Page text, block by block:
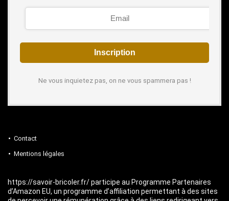
Ne vous inquietez pas, on ne vous spammera pas !
Contact
Mentions légales
https://savoir-bricoler.fr/ participe au Programme Partenaires
d’Amazon EU, un programme d’affiliation permettant à des sites